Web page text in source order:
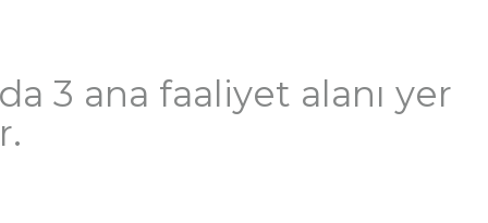
3 ana faaliyet alanı yer